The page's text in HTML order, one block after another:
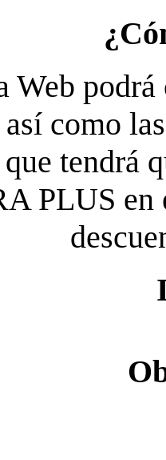
Web
como
tendrá
PLUS en